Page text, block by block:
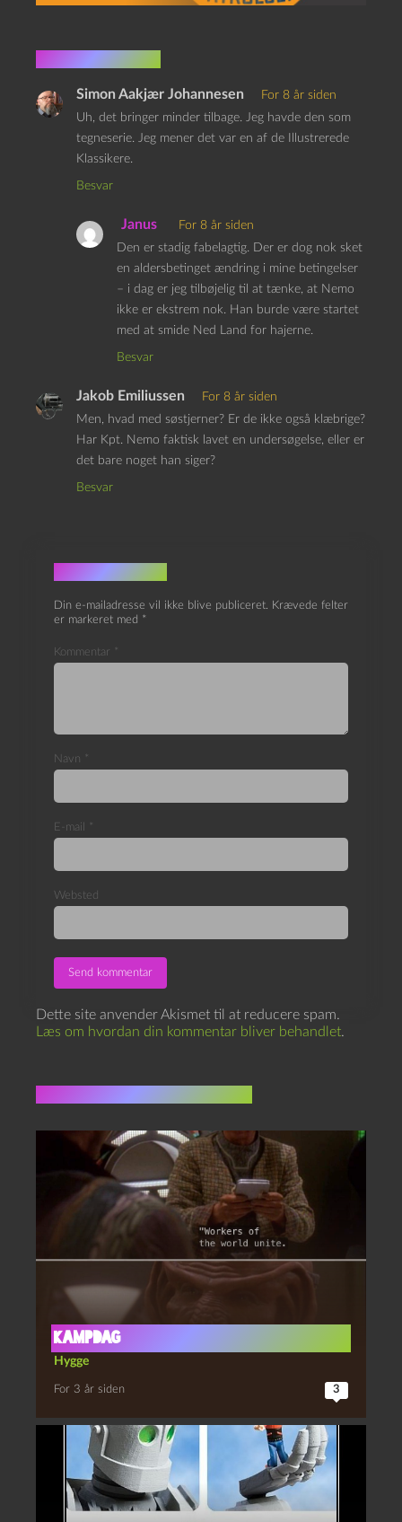
3 kommentarer
Simon Aakjær Johannesen
For 8 år siden
Uh, det bringer minder tilbage. Jeg havde den som
tegneserie. Jeg mener det var en af de Illustrerede
Klassikere.
Besvar
Janus
For 8 år siden
Den er stadig fabelagtig. Der er dog nok sket
en aldersbetinget ændring i mine betingelser
– i dag er jeg tilbøjelig til at tænke, at Nemo
ikke er ekstrem nok. Han burde være startet
med at smide Ned Land for hajerne.
Besvar
Jakob Emiliussen
For 8 år siden
Men, hvad med søstjerner? Er de ikke også klæbrige?
Har Kpt. Nemo faktisk lavet en undersøgelse, eller er
det bare noget han siger?
Besvar
Skriv et svar
Din e-mailadresse vil ikke blive publiceret. Krævede felter
er markeret med *
Kommentar *
Navn *
E-mail *
Websted
Dette site anvender Akismet til at reducere spam.
Læs om hvordan din kommentar bliver behandlet.
Kampdag
Hygge
For 3 år siden 3